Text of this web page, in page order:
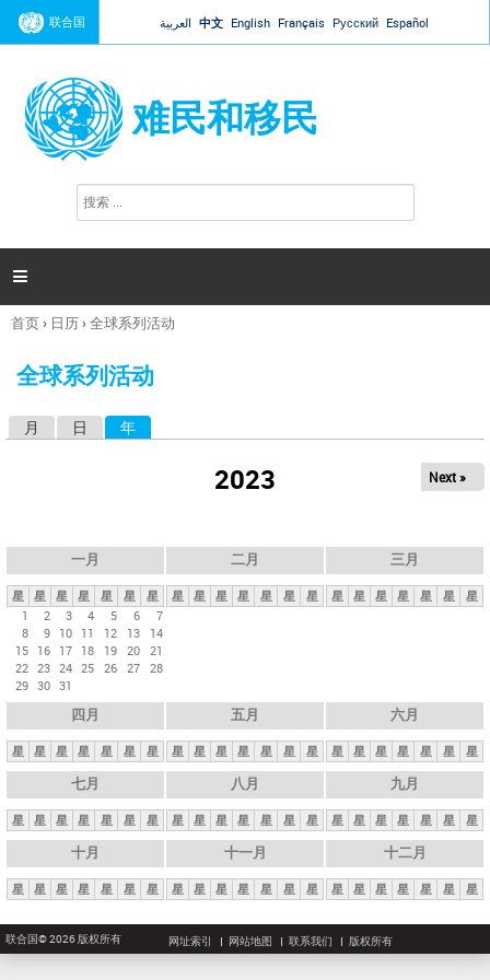
Jump to navigation
联合国 العربية 中文 English Français Русский Español
难民和移民
搜
索

你
这
首页› 日历›全球系列活动
全球系列活动
月 日 年
2023 Next »
一月
星 星 星 星 星 星
星
1
2 3 4 5 6
7
8
9 10 11 12 13
14
15 16 17 18 19 20 21
22 23 24 25 26 27 28
29 30 31
二月
星 星 星 星 星 星 星
三月
星 星 星 星 星 星 星
四月
星 星 星 星 星 星 星
五月
星 星 星 星 星 星 星
六月
星 星 星 星 星 星 星
七月
星 星 星 星 星 星 星
八月
星 星 星 星 星 星 星
九月
星 星 星 星 星 星 星
十月
星 星 星 星 星 星 星
十一月
星 星 星 星 星 星 星
十二月
星 星 星 星 星 星 星
联合国© 2026 版权所有 网址索引 网站地图 联系我们 版权所有